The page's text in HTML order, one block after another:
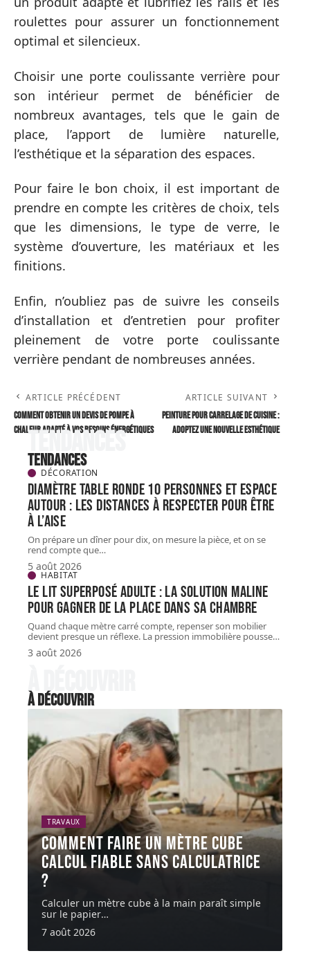
roulettes pour assurer un fonctionnement
optimal et silencieux.
Choisir une porte coulissante verrière pour
son intérieur permet de bénéficier de
nombreux avantages, tels que le gain de
place, l’apport de lumière naturelle,
l’esthétique et la séparation des espaces.
Pour faire le bon choix, il est important de
prendre en compte les critères de choix, tels
que les dimensions, le type de verre, le
système d’ouverture, les matériaux et les
finitions.
Enfin, n’oubliez pas de suivre les conseils
d’installation et d’entretien pour profiter
pleinement de votre porte coulissante
verrière pendant de nombreuses années.
ARTICLE PRÉCÉDENT
Comment obtenir un devis de pompe à
chaleur adapté à vos besoins énergétiques
ARTICLE SUIVANT
Peinture pour carrelage de cuisine :
adoptez une nouvelle esthétique
Tendances
Tendances
DÉCORATION
Diamètre table ronde 10 personnes et espace
autour : les distances à respecter pour être
à l’aise
On prépare un dîner pour dix, on mesure la pièce, et on se
rend compte que…
5 août 2026
HABITAT
Le lit superposé adulte : la solution maline
pour gagner de la place dans sa chambre
Quand chaque mètre carré compte, repenser son mobilier
devient presque un réflexe. La pression immobilière pousse…
3 août 2026
À découvrir
À découvrir
TRAVAUX
Comment faire un mètre cube
calcul fiable sans calculatrice
?
Calculer un mètre cube à la main paraît simple
sur le papier…
7 août 2026